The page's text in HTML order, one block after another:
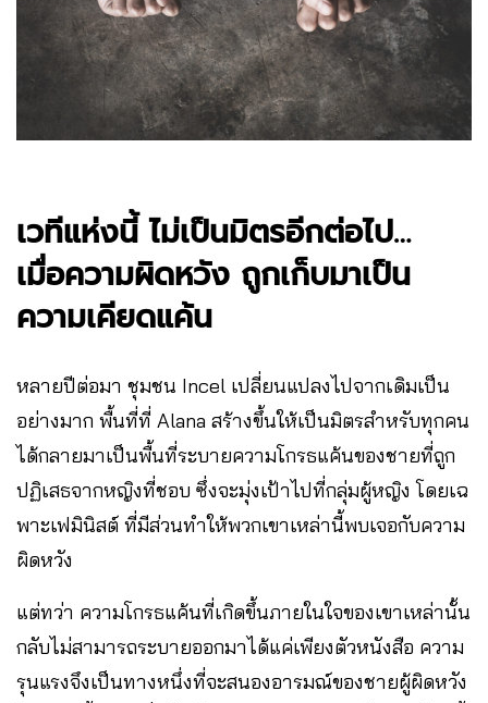
เวทีแห่งนี้ ไม่เป็นมิตรอีกต่อไป…
เมื่อความผิดหวัง ถูกเก็บมาเป็น
ความเคียดแค้น
หลายปีต่อมา ชุมชน Incel เปลี่ยนแปลงไปจากเดิมเป็น
อย่างมาก พื้นที่ที่ Alana สร้างขึ้นให้เป็นมิตรสำหรับทุกคน
ได้กลายมาเป็นพื้นที่ระบายความโกรธแค้นของชายที่ถูก
ปฏิเสธจากหญิงที่ชอบ ซึ่งจะมุ่งเป้าไปที่กลุ่มผู้หญิง โดยเฉ
พาะเฟมินิสต์ ที่มีส่วนทำให้พวกเขาเหล่านี้พบเจอกับความ
ผิดหวัง
แต่ทว่า ความโกรธแค้นที่เกิดขึ้นภายในใจของเขาเหล่านั้น
กลับไม่สามารถระบายออกมาได้แค่เพียงตัวหนังสือ ความ
รุนแรงจึงเป็นทางหนึ่งที่จะสนองอารมณ์ของชายผู้ผิดหวัง